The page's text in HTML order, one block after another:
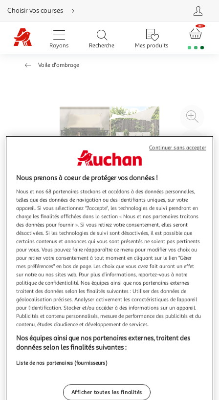
Aller
directement
au
contenu
Aller
directement
Aller
d'aide
Choisir vos courses
Rayons Recherche Mes produits
Voile d'ombrage
à
Illustration
précédente
Illustration
suivante
VIDAXL
Voile d'ombrage 160 g/m^2 Vert fonce 3x4x4 m PEHD
Creez un petit abri contre le soleil, ou vous voulez, avec ce
parasol en PEHD. C'est le parasol ideal qui peut etre utilise
dans tous les espaces d'exterieur tels que votre jardin,
terrasse, aire de jeux ou balcon. La voile solaire, faite de
100 % PEHD (polyethylene haute densite), vous protege de
En savoir +
Vous voulez connaître le prix de ce produit ?
Afficher le prix
Nous prenons à coeur de protéger vos données !
Nous et nos 68 partenaires stockons et accédons à des données personnelles,
telles que des données de navigation ou des identifiants uniques, sur votre
appareil. Si vous sélectionnez "J'accepte", les technologies de suivi prendront en
charge les finalités affichées dans la section « Nous et nos partenaires traitons
des données pour fournir ». Si vous retirez votre consentement, elles seront
désactivées. Si les technologies de suivi sont désactivées, il est possible que
certains contenus et annonces qui vous sont présentés ne soient pas pertinents
pour vous. Vous pouvez faire réapparaître ce menu pour modifier vos choix ou
pour retirer votre consentement à tout moment en cliquant sur le lien "Gérer
mes préférences" en bas de page. Les choix que vous avez fait auront un effet
sur notre ou nos sites web. Pour plus d’informations, reportez-vous à notre
politique de confidentialité. Nos équipes ainsi que nos partenaires externes
traitent des données selon les finalités suivantes : Utiliser des données de
géolocalisation précises. Analyser activement les caractéristiques de l’appareil
pour l’identification. Stocker et/ou accéder à des informations sur un appareil.
Publicités et contenu personnalisés, mesure de performance des publicités et du
contenu, études d’audience et développement de services.
Nos équipes ainsi que nos partenaires externes, traitent des
données selon les finalités suivantes :
Liste de nos partenaires (fournisseurs)
Afficher toutes les finalités
Continuer sans accepter